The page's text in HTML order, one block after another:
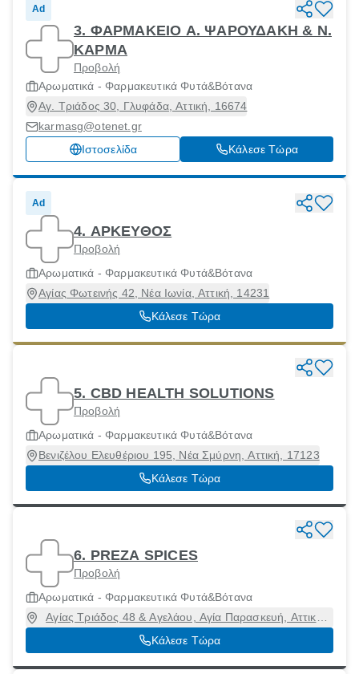
Ad
3. ΦΑΡΜΑΚΕΙΟ Α. ΨΑΡΟΥΔΑΚΗ & Ν.
ΚΑΡΜΑ
Προβολή
Αρωματικά - Φαρμακευτικά Φυτά&Βότανα
Αγ. Τριάδος 30, Γλυφάδα, Αττική, 16674
karmasg@otenet.gr
Ιστοσελίδα
Κάλεσε Τώρα
Ad
4. ΑΡΚΕΥΘΟΣ
Προβολή
Αρωματικά - Φαρμακευτικά Φυτά&Βότανα
Αγίας Φωτεινής 42, Νέα Ιωνία, Αττική, 14231
Κάλεσε Τώρα
5. CBD HEALTH SOLUTIONS
Προβολή
Αρωματικά - Φαρμακευτικά Φυτά&Βότανα
Βενιζέλου Ελευθέριου 195, Νέα Σμύρνη, Αττική, 17123
Κάλεσε Τώρα
6. PREZA SPICES
Προβολή
Αρωματικά - Φαρμακευτικά Φυτά&Βότανα
Αγίας Τριάδος 48 & Αγελάου, Αγία Παρασκευή, Αττική,
15343
Κάλεσε Τώρα